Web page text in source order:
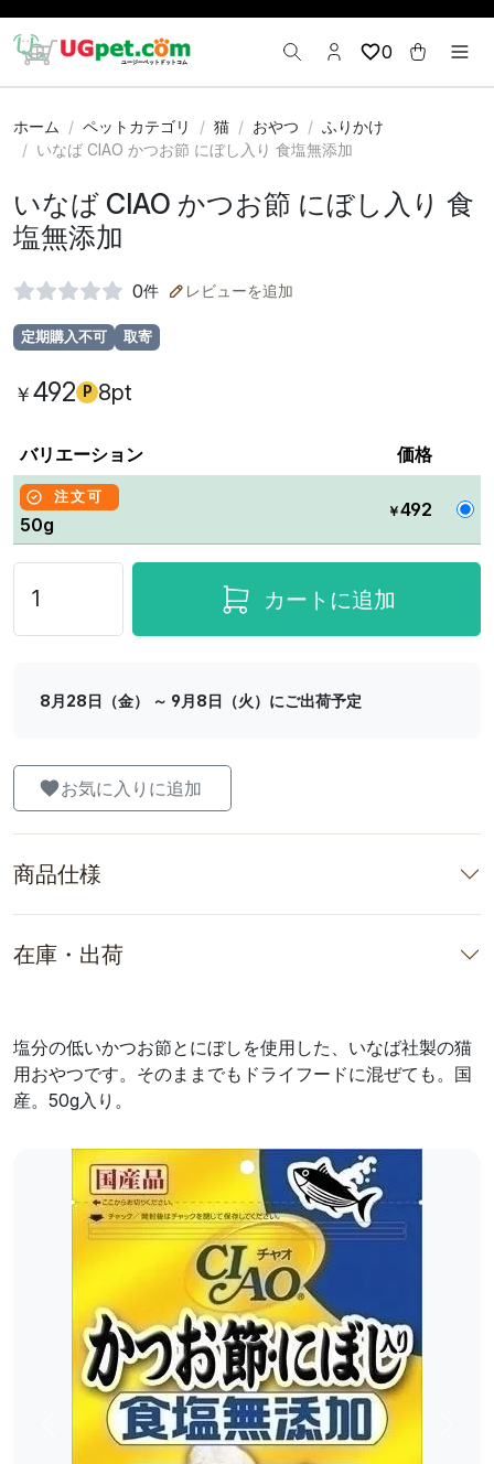
0
ホーム ペットカテゴリ 猫 おやつ
ふりかけ
いなば CIAO かつお節 にぼし入り 食塩無添加
いなば CIAO かつお節 にぼし入り 食
塩無添加
0件 レビューを追加
定期購入不可 取寄
￥492 P 8pt
バリエーション 価格
注文可
50g
￥492
カートに追加
8月28日（金） ～ 9月8日（火）にご出荷予定
お気に入りに追加
商品仕様
在庫・出荷
塩分の低いかつお節とにぼしを使用した、いなば社製の猫
用おやつです。そのままでもドライフードに混ぜても。国
産。50g入り。